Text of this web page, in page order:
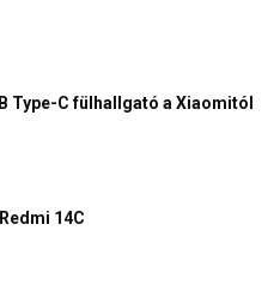
Type-C fülhallgató a Xiaomitól
14C